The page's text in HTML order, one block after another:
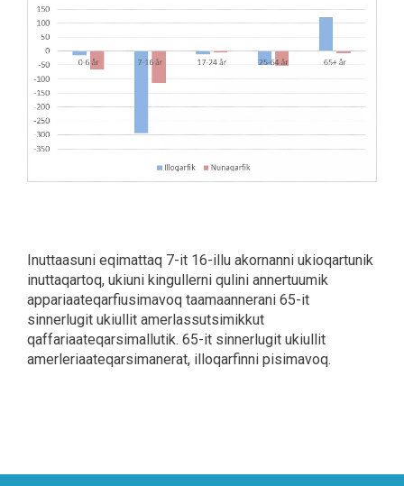
Inuttaasuni eqimattaq 7-it 16-illu akornanni ukioqartunik
inuttaqartoq, ukiuni kingullerni qulini annertuumik
appariaateqarfiusimavoq taamaannerani 65-it
sinnerlugit ukiullit amerlassutsimikkut
qaffariaateqarsimallutik. 65-it sinnerlugit ukiullit
amerleriaateqarsimanerat, illoqarfinni pisimavoq.